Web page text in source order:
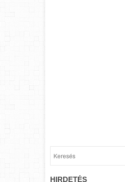
HIRDETÉS